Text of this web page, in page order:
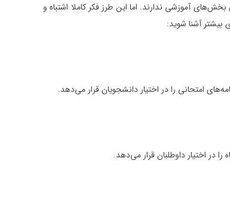
آموزشی ندارند. اما این طرز فکر کاملا اشتباه و
آشنا شوید:
امتحانی را در اختیار دانشجویان قرار می‌دهد.
اختیار داوطلبان قرار می‌دهد.